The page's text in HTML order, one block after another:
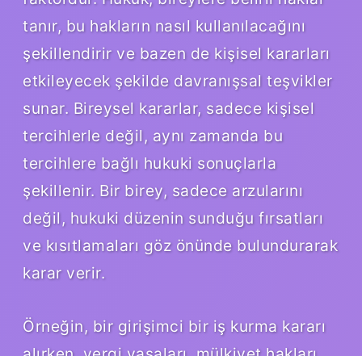
tanır, bu hakların nasıl kullanılacağını
şekillendirir ve bazen de kişisel kararları
etkileyecek şekilde davranışsal teşvikler
sunar. Bireysel kararlar, sadece kişisel
tercihlerle değil, aynı zamanda bu
tercihlere bağlı hukuki sonuçlarla
şekillenir. Bir birey, sadece arzularını
değil, hukuki düzenin sunduğu fırsatları
ve kısıtlamaları göz önünde bulundurarak
karar verir.
Örneğin, bir girişimci bir iş kurma kararı